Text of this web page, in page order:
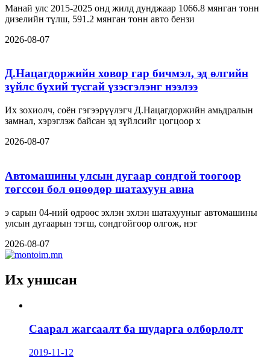
Манай улс 2015-2025 онд жилд дунджаар 1066.8 мянган тонн
дизелийн түлш, 591.2 мянган тонн авто бензи
2026-08-07
Д.Нацагдоржийн ховор гар бичмэл, эд өлгийн
зүйлс бүхий тусгай үзэсгэлэнг нээлээ
Их зохиолч, соён гэгээрүүлэгч Д.Нацагдоржийн амьдралын
замнал, хэрэглэж байсан эд зүйлсийг цогцоор х
2026-08-07
Автомашины улсын дугаар сондгой тоогоор
төгссөн бол өнөөдөр шатахуун авна
э сарын 04-ний өдрөөс эхлэн эхлэн шатахууныг автомашины
улсын дугаарын тэгш, сондгойгоор олгож, нэг
2026-08-07
Их уншсан
Саарал жагсаалт ба шударга олборлолт
2019-11-12